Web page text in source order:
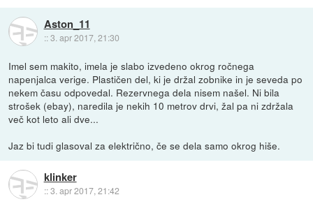
Aston_11
::3. apr 2017, 21:30
Imel sem makito, imela je slabo izvedeno okrog ročnega
napenjalca verige. Plastičen del, ki je držal zobnike in je seveda po
nekem času odpovedal. Rezervnega dela nisem našel. Ni bila
strošek (ebay), naredila je nekih 10 metrov drvi, žal pa ni zdržala
več kot leto ali dve...
Jaz bi tudi glasoval za električno, če se dela samo okrog hiše.
klinker
::3. apr 2017, 21:42